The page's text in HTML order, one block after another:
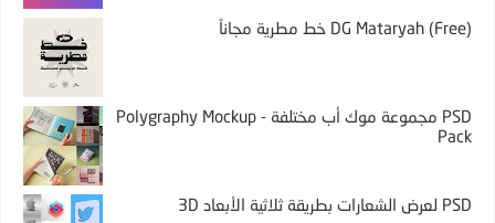
DG Mataryah (Free) خط مطرية مجاناً
PSD مجموعة موك أب مختلفة - Polygraphy Mockup
Pack
PSD لعرض الشعارات بطريقة ثلاثية الأبعاد 3D